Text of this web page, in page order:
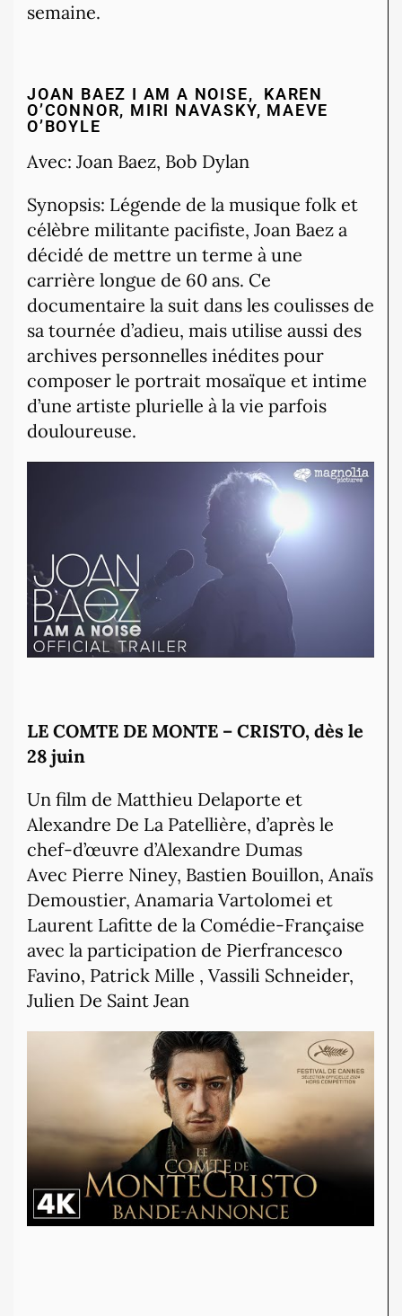
semaine.
JOAN BAEZ I AM A NOISE, KAREN
O’CONNOR, MIRI NAVASKY, MAEVE
O’BOYLE
Avec: Joan Baez, Bob Dylan
Synopsis: Légende de la musique folk et
célèbre militante pacifiste, Joan Baez a
décidé de mettre un terme à une
carrière longue de 60 ans. Ce
documentaire la suit dans les coulisses de
sa tournée d’adieu, mais utilise aussi des
archives personnelles inédites pour
composer le portrait mosaïque et intime
d’une artiste plurielle à la vie parfois
douloureuse.
LE COMTE DE MONTE – CRISTO, dès le
28 juin
Un film de Matthieu Delaporte et
Alexandre De La Patellière, d’après le
chef-d’œuvre d’Alexandre Dumas
Avec Pierre Niney, Bastien Bouillon, Anaïs
Demoustier, Anamaria Vartolomei et
Laurent Lafitte de la Comédie-Française
avec la participation de Pierfrancesco
Favino, Patrick Mille , Vassili Schneider,
Julien De Saint Jean